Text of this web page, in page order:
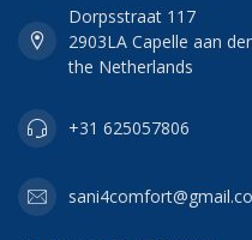
Dorpsstraat 117
2903LA Capelle aan
the Netherlands
+31 625057806